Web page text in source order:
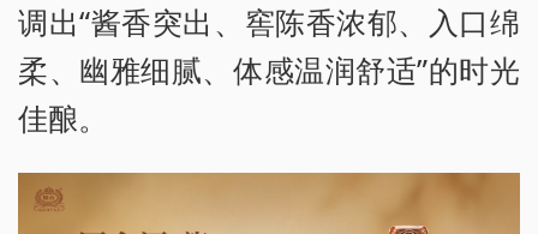
调出“酱香突出、窖陈香浓郁、入口绵
柔、幽雅细腻、体感温润舒适”的时光
佳酿。